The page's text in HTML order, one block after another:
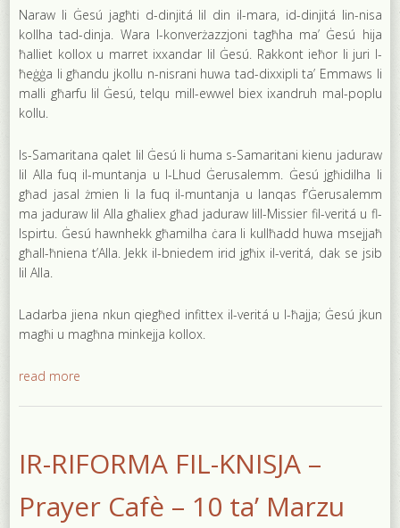
Naraw li Ġesú jagħti d-dinjitá lil din il-mara, id-dinjitá lin-nisa
kollha tad-dinja. Wara l-konverżazzjoni tagħha ma’ Ġesú hija
ħalliet kollox u marret ixxandar lil Ġesú. Rakkont ieħor li juri l-
ħeġġa li għandu jkollu n-nisrani huwa tad-dixxipli ta’ Emmaws li
malli għarfu lil Ġesú, telqu mill-ewwel biex ixandruh mal-poplu
kollu.
Is-Samaritana qalet lil Ġesú li huma s-Samaritani kienu jaduraw
lil Alla fuq il-muntanja u l-Lhud Ġerusalemm. Ġesú jgħidilha li
għad jasal żmien li la fuq il-muntanja u lanqas f’Ġerusalemm
ma jaduraw lil Alla għaliex għad jaduraw lill-Missier fil-veritá u fl-
Ispirtu. Ġesú hawnhekk għamilha ċara li kullħadd huwa msejjaħ
għall-ħniena t’Alla. Jekk il-bniedem irid jgħix il-veritá, dak se jsib
lil Alla.
Ladarba jiena nkun qiegħed infittex il-veritá u l-ħajja; Ġesú jkun
magħi u magħna minkejja kollox.
read more
IR-RIFORMA FIL-KNISJA –
Prayer Cafè – 10 ta’ Marzu